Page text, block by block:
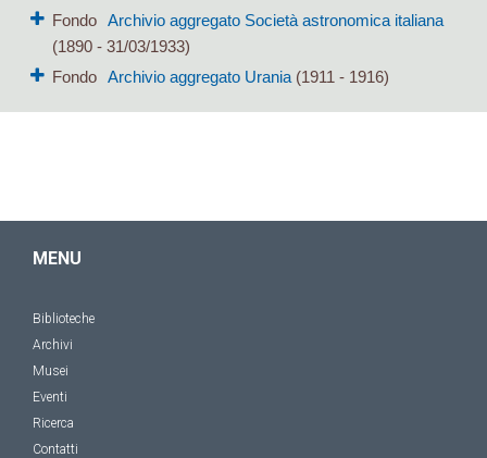
Fondo
Archivio aggregato Società astronomica italiana
(1890 - 31/03/1933)
Fondo
Archivio aggregato Urania(1911 - 1916)
MENU
Biblioteche
Archivi
Musei
Eventi
Ricerca
Contatti